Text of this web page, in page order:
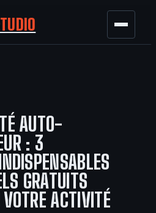
FINANCE
TECH
GAMING
AUTO-
: 3
GRATUITS
VOTRE ACTIVITÉ